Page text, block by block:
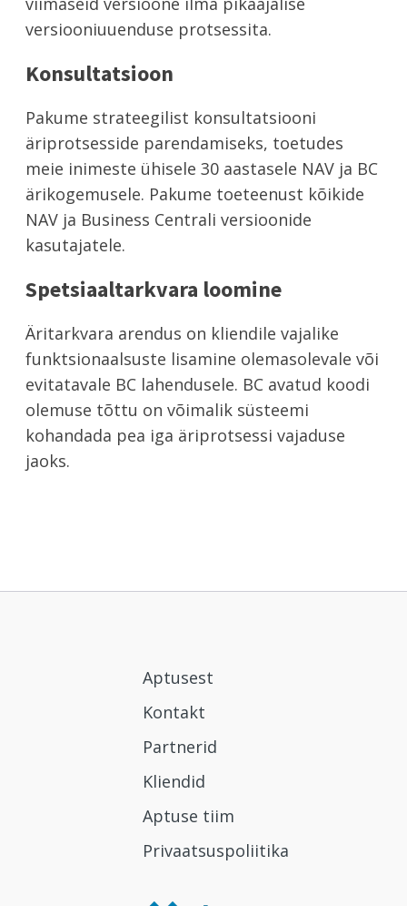
versiooniuuenduse protsessita.
Konsultatsioon
Pakume strateegilist konsultatsiooni
äriprotsesside parendamiseks, toetudes
meie inimeste ühisele 30 aastasele NAV ja BC
ärikogemusele. Pakume toeteenust kõikide
NAV ja Business Centrali versioonide
kasutajatele.
Spetsiaaltarkvara loomine
Äritarkvara arendus on kliendile vajalike
funktsionaalsuste lisamine olemasolevale või
evitatavale BC lahendusele. BC avatud koodi
olemuse tõttu on võimalik süsteemi
kohandada pea iga äriprotsessi vajaduse
jaoks.
Aptusest
Kontakt
Partnerid
Kliendid
Aptuse tiim
Privaatsuspoliitika